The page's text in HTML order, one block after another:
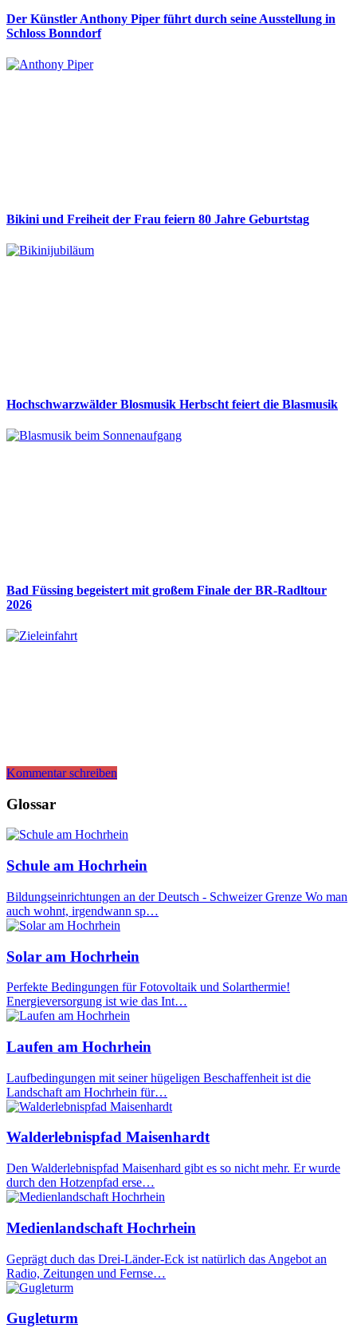
Der Künstler Anthony Piper führt durch seine Ausstellung in
Schloss Bonndorf
Bikini und Freiheit der Frau feiern 80 Jahre Geburtstag
Hochschwarzwälder Blosmusik Herbscht feiert die Blasmusik
Bad Füssing begeistert mit großem Finale der BR-Radltour
2026
Kommentar schreiben
Glossar
Schule am Hochrhein
Bildungseinrichtungen an der Deutsch - Schweizer Grenze Wo man
auch wohnt, irgendwann sp…
Solar am Hochrhein
Perfekte Bedingungen für Fotovoltaik und Solarthermie!
Energieversorgung ist wie das Int…
Laufen am Hochrhein
Laufbedingungen mit seiner hügeligen Beschaffenheit ist die
Landschaft am Hochrhein für…
Walderlebnispfad Maisenhardt
Den Walderlebnispfad Maisenhard gibt es so nicht mehr. Er wurde
durch den Hotzenpfad erse…
Medienlandschaft Hochrhein
Geprägt duch das Drei-Länder-Eck ist natürlich das Angebot an
Radio, Zeitungen und Fernse…
Gugleturm